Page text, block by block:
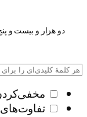
دو هزار و بیست و